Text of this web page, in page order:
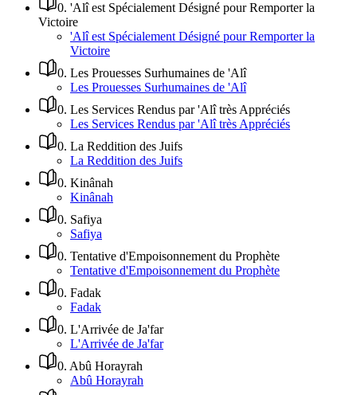
0. 'Alî est Spécialement Désigné pour Remporter la
Victoire
'Alî est Spécialement Désigné pour Remporter la
Victoire
0. Les Prouesses Surhumaines de 'Alî
Les Prouesses Surhumaines de 'Alî
0. Les Services Rendus par 'Alî très Appréciés
Les Services Rendus par 'Alî très Appréciés
0. La Reddition des Juifs
La Reddition des Juifs
0. Kinânah
Kinânah
0. Safiya
Safiya
0. Tentative d'Empoisonnement du Prophète
Tentative d'Empoisonnement du Prophète
0. Fadak
Fadak
0. L'Arrivée de Ja'far
L'Arrivée de Ja'far
0. Abû Horayrah
Abû Horayrah